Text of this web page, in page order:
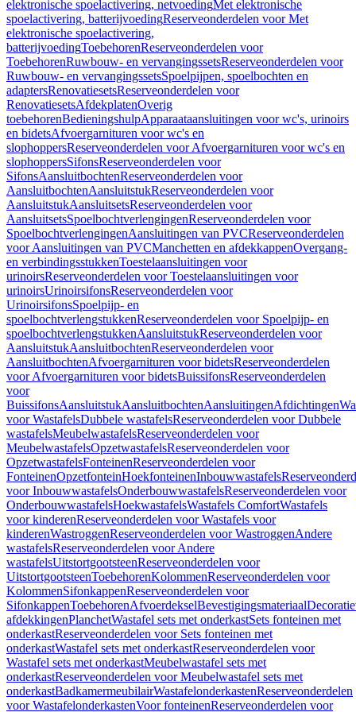
elektronische spoelactivering, netvoedingMet elektronische
spoelactivering, batterijvoedingReserveonderdelen voor Met
elektronische spoelactivering,
batterijvoedingToebehorenReserveonderdelen voor
ToebehorenRuwbouw- en vervangingssetsReserveonderdelen voor
Ruwbouw- en vervangingssetsSpoelpijpen, spoelbochten en
adaptersRenovatiesetsReserveonderdelen voor
RenovatiesetsAfdekplatenOverig
toebehorenBedieningshulpApparaataansluitingen voor wc's, urinoirs
en bidetsAfvoergarnituren voor wc's en
slophoppersReserveonderdelen voor Afvoergarnituren voor wc's en
slophoppersSifonsReserveonderdelen voor
SifonsAansluitbochtenReserveonderdelen voor
AansluitbochtenAansluitstukReserveonderdelen voor
AansluitstukAansluitsetsReserveonderdelen voor
AansluitsetsSpoelbochtverlengingenReserveonderdelen voor
SpoelbochtverlengingenAansluitingen van PVCReserveonderdelen
voor Aansluitingen van PVCManchetten en afdekkappenOvergang-
en verbindingsstukkenToestelaansluitingen voor
urinoirsReserveonderdelen voor Toestelaansluitingen voor
urinoirsUrinoirsifonsReserveonderdelen voor
UrinoirsifonsSpoelpijp- en
spoelbochtverlengstukkenReserveonderdelen voor Spoelpijp- en
spoelbochtverlengstukkenAansluitstukReserveonderdelen voor
AansluitstukAansluitbochtenReserveonderdelen voor
AansluitbochtenAfvoergarnituren voor bidetsReserveonderdelen
voor Afvoergarnituren voor bidetsBuissifonsReserveonderdelen
voor
BuissifonsAansluitstukAansluitbochtenAansluitingenAfdichtingen
voor WastafelsDubbele wastafelsReserveonderdelen voor Dubbele
wastafelsMeubelwastafelsReserveonderdelen voor
MeubelwastafelsOpzetwastafelsReserveonderdelen voor
OpzetwastafelsFonteinenReserveonderdelen voor
FonteinenOpzetfonteinHoekfonteinenInbouwwastafels
voor InbouwwastafelsOnderbouwwastafelsReserveonderdelen voor
OnderbouwwastafelsHoekwastafelsWastafels ComfortWastafels
voor kinderenReserveonderdelen voor Wastafels voor
kinderenWastroggenReserveonderdelen voor WastroggenAndere
wastafelsReserveonderdelen voor Andere
wastafelsUitstortgootsteenReserveonderdelen voor
UitstortgootsteenToebehorenKolommenReserveonderdelen voor
KolommenSifonkappenReserveonderdelen voor
SifonkappenToebehorenAfvoerdekselBevestigingsmateriaal
afdekkingenPlanchetWastafel sets met onderkastSets fonteinen met
onderkastReserveonderdelen voor Sets fonteinen met
onderkastWastafel sets met onderkastReserveonderdelen voor
Wastafel sets met onderkastMeubelwastafel sets met
onderkastReserveonderdelen voor Meubelwastafel sets met
onderkastBadkamermeubilairWastafelonderkastenReserveonderdelen
voor WastafelonderkastenVoor fonteinenReserveonderdelen voor